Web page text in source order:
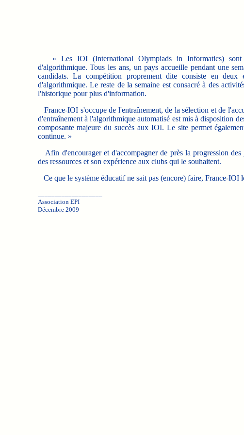
« Les IOI (International Olympiads in Informatics) sont
d'algorithmique. Tous les ans, un pays accueille pendant une
candidats. La compétition proprement dite consiste en
d'algorithmique. Le reste de la semaine est consacré à des
l'historique pour plus d'information.
France-IOI s'occupe de l'entraînement, de la sélection et de
d'entraînement à l'algorithmique automatisé est mis à disposition
composante majeure du succès aux IOI. Le site permet
continue. »
Afin d'encourager et d'accompagner de près la progression
des ressources et son expérience aux clubs qui le souhaitent.
Ce que le système éducatif ne sait pas (encore) faire, France-IOI
Association EPI
Décembre 2009